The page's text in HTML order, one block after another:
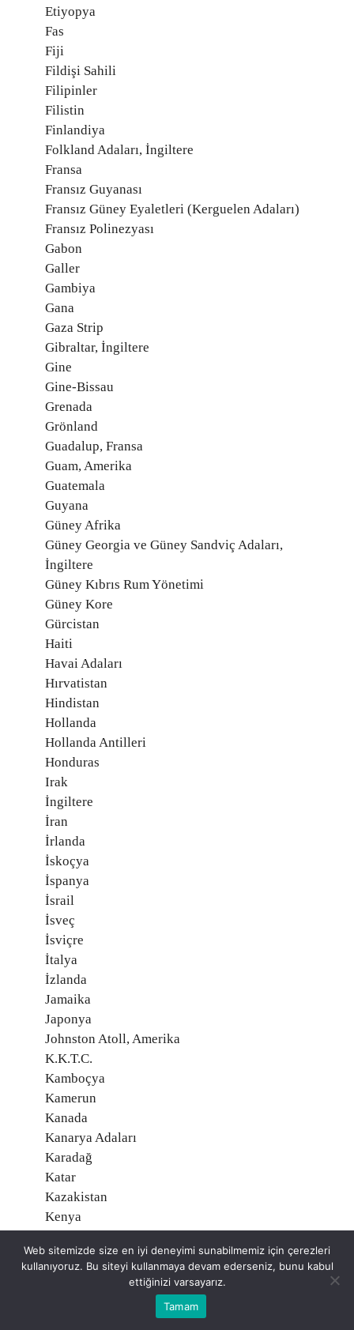
Etiyopya
Fas
Fiji
Fildişi Sahili
Filipinler
Filistin
Finlandiya
Folkland Adaları, İngiltere
Fransa
Fransız Guyanası
Fransız Güney Eyaletleri (Kerguelen Adaları)
Fransız Polinezyası
Gabon
Galler
Gambiya
Gana
Gaza Strip
Gibraltar, İngiltere
Gine
Gine-Bissau
Grenada
Grönland
Guadalup, Fransa
Guam, Amerika
Guatemala
Guyana
Güney Afrika
Güney Georgia ve Güney Sandviç Adaları,
İngiltere
Güney Kıbrıs Rum Yönetimi
Güney Kore
Gürcistan
Haiti
Havai Adaları
Hırvatistan
Hindistan
Hollanda
Hollanda Antilleri
Honduras
Irak
İngiltere
İran
İrlanda
İskoçya
İspanya
İsrail
İsveç
İsviçre
İtalya
İzlanda
Jamaika
Japonya
Johnston Atoll, Amerika
K.K.T.C.
Kamboçya
Kamerun
Kanada
Kanarya Adaları
Karadağ
Katar
Kazakistan
Kenya
Kiribati
Kolombiya
Web sitemizde size en iyi deneyimi sunabilmemiz için çerezleri
kullanıyoruz. Bu siteyi kullanmaya devam ederseniz, bunu kabul
ettiğinizi varsayarız.
Tamam